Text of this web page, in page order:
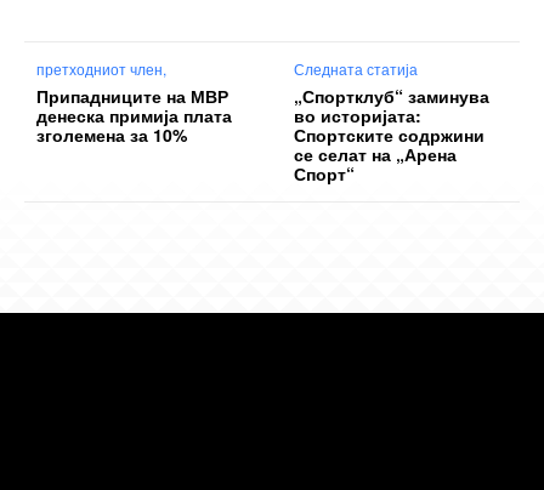
претходниот член,
Припадниците на МВР
денеска примија плата
зголемена за 10%
Следната статија
„Спортклуб“ заминува
во историјата:
Спортските содржини
се селат на „Арена
Спорт“